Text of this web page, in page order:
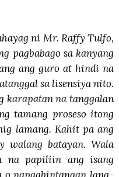
ni Mr. Raffy Tulfo,
pagbabago sa kanyang
ang guro at hindi na
sa lisensiya nito.
karapatan na tanggalan
tamang proseso itong
lamang. Kahit pa ang
walang batayan. Wala
na papiliin ang isang